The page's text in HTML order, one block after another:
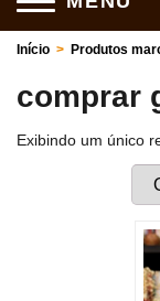
Início > Produtos
comprar
Exibindo um único